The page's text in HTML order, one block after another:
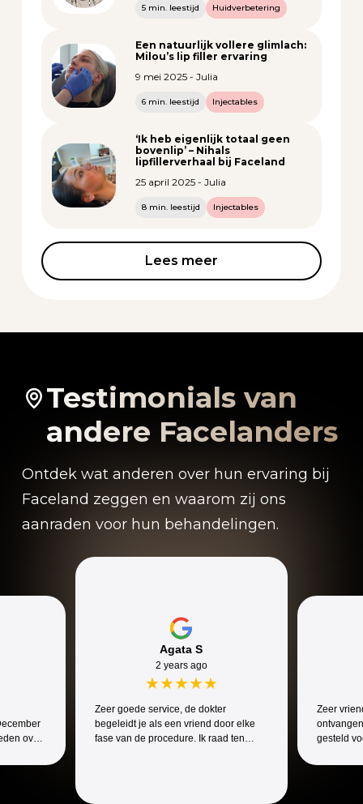
5 min. leestijd Huidverbetering
Een natuurlijk vollere glimlach:
Milou’s lip filler ervaring
9 mei 2025 - Julia
6 min. leestijd Injectables
‘Ik heb eigenlijk totaal geen
bovenlip’ – Nihals
lipfillerverhaal bij Faceland
25 april 2025 - Julia
8 min. leestijd Injectables
Lees meer
Testimonials van
andere Facelanders
Ontdek wat anderen over hun ervaring bij
Faceland zeggen en waarom zij ons
aanraden voor hun behandelingen.
over
je er
Agata S
2 years ago
★★★★★
Zeer goede service, de dokter
begeleidt je als een vriend door elke
fase van de procedure. Ik raad ten
Zeer
gesteld